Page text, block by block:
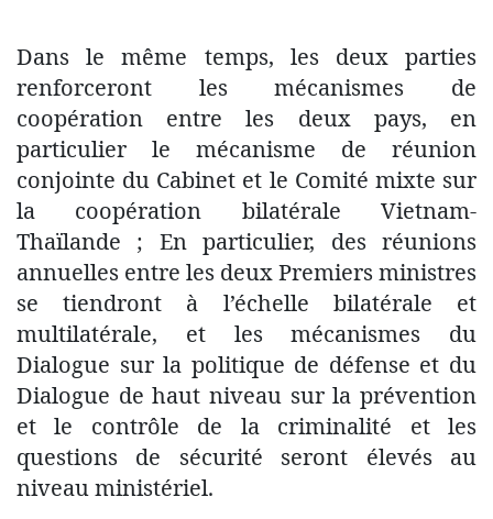
Dans le même temps, les deux parties
renforceront les mécanismes de
coopération entre les deux pays, en
particulier le mécanisme de réunion
conjointe du Cabinet et le Comité mixte sur
la coopération bilatérale Vietnam-
Thaïlande ; En particulier, des réunions
annuelles entre les deux Premiers ministres
se tiendront à l’échelle bilatérale et
multilatérale, et les mécanismes du
Dialogue sur la politique de défense et du
Dialogue de haut niveau sur la prévention
et le contrôle de la criminalité et les
questions de sécurité seront élevés au
niveau ministériel.